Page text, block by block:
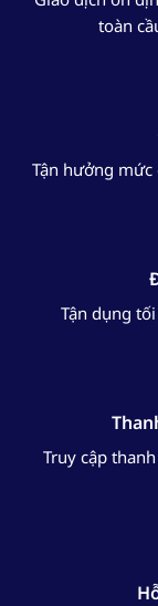
toàn
Tận hưởng mức
Tận dụng
Truy cập